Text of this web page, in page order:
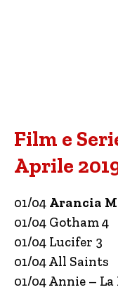
Film e
Aprile
01/04 Arancia
01/04 Gotham 4
01/04 Lucifer 3
01/04 All Saints
01/04 Annie –